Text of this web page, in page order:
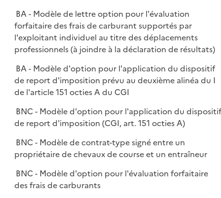
BA - Modèle de lettre option pour l'évaluation
forfaitaire des frais de carburant supportés par
l'exploitant individuel au titre des déplacements
professionnels (à joindre à la déclaration de résultats)
BA - Modèle d'option pour l'application du dispositif
de report d'imposition prévu au deuxième alinéa du I
de l'article 151 octies A du CGI
BNC - Modèle d'option pour l'application du
de report d'imposition (CGI, art. 151 octies A)
BNC - Modèle de contrat-type signé entre un
propriétaire de chevaux de course et un entraîneur
BNC - Modèle d'option pour l'évaluation forfaitaire
des frais de carburants